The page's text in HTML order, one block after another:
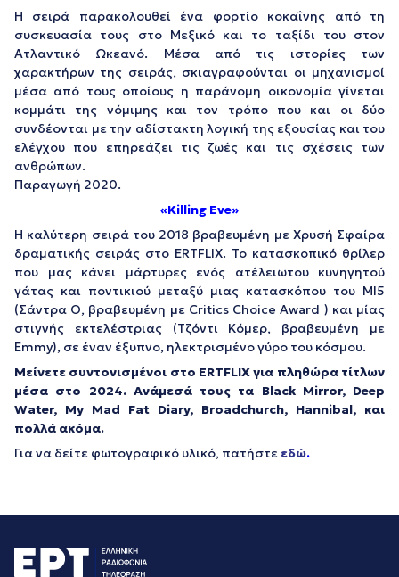
Η σειρά παρακολουθεί ένα φορτίο κοκαΐνης από τη
συσκευασία τους στο Μεξικό και το ταξίδι του στον
Ατλαντικό Ωκεανό. Μέσα από τις ιστορίες των
χαρακτήρων της σειράς, σκιαγραφούνται οι μηχανισμοί
μέσα από τους οποίους η παράνομη οικονομία γίνεται
κομμάτι της νόμιμης και τον τρόπο που και οι δύο
συνδέονται με την αδίστακτη λογική της εξουσίας και του
ελέγχου που επηρεάζει τις ζωές και τις σχέσεις των
ανθρώπων.
Παραγωγή 2020.
«Killing Eve»
Η καλύτερη σειρά του 2018 βραβευμένη με Χρυσή Σφαίρα
δραματικής σειράς στο ERTFLIX. Το κατασκοπικό θρίλερ
που μας κάνει μάρτυρες ενός ατέλειωτου κυνηγητού
γάτας και ποντικιού μεταξύ μιας κατασκόπου του MI5
(Σάντρα Ο, βραβευμένη με Critics Choice Award ) και μίας
στιγνής εκτελέστριας (Τζόντι Κόμερ, βραβευμένη με
Emmy), σε έναν έξυπνο, ηλεκτρισμένο γύρο του κόσμου.
Μείνετε συντονισμένοι στο ERTFLIX για πληθώρα τίτλων
μέσα στο 2024. Ανάμεσά τους τα Black Mirror, Deep
Water, My Mad Fat Diary, Broadchurch, Hannibal, και
πολλά ακόμα.
Για να δείτε φωτογραφικό υλικό, πατήστε εδώ.